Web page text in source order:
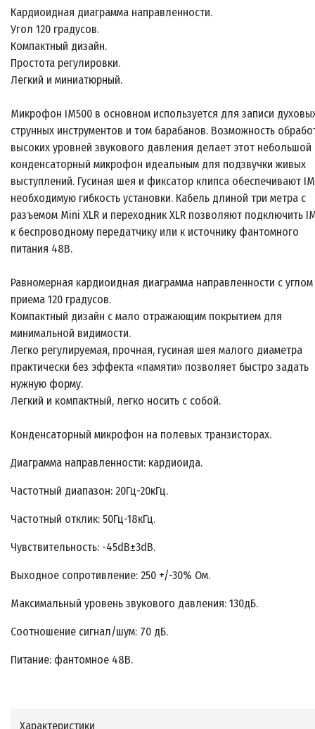
Кардиоидная диаграмма направленности.
Угол 120 градусов.
Компактный дизайн.
Простота регулировки.
Легкий и миниатюрный.
Микрофон IM500 в основном используется для записи
струнных инструментов и том барабанов. Возможность
высоких уровней звукового давления делает этот небольшой
конденсаторный микрофон идеальным для подзвучки живых
выступлений. Гусиная шея и фиксатор клипса обеспечивают
необходимую гибкость установки. Кабель длиной три метра с
разъемом Mini XLR и переходник XLR позволяют подключить
к беспроводному передатчику или к источнику фантомного
питания 48В.
Равномерная кардиоидная диаграмма направленности с углом
приема 120 градусов.
Компактный дизайн с мало отражающим покрытием для
минимальной видимости.
Легко регулируемая, прочная, гусиная шея малого диаметра
практически без эффекта «памяти» позволяет быстро задать
нужную форму.
Легкий и компактный, легко носить с собой.
Конденсаторный микрофон на полевых транзисторах.
Диаграмма направленности: кардиоида.
Частотный диапазон: 20Гц-20кГц.
Частотный отклик: 50Гц-18кГц.
Чувствительность: -45dB±3dB.
Выходное сопротивление: 250 +/-30% Ом.
Максимальный уровень звукового давления: 130дБ.
Соотношение сигнал/шум: 70 дБ.
Питание: фантомное 48В.
Характеристики